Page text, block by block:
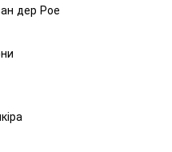
дер Рое